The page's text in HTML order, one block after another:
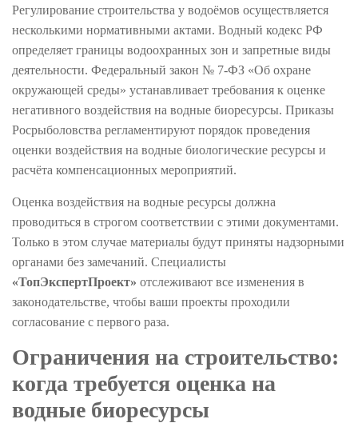
Регулирование строительства у водоёмов осуществляется
несколькими нормативными актами. Водный кодекс РФ
определяет границы водоохранных зон и запретные виды
деятельности. Федеральный закон № 7-ФЗ «Об охране
окружающей среды» устанавливает требования к оценке
негативного воздействия на водные биоресурсы. Приказы
Росрыболовства регламентируют порядок проведения
оценки воздействия на водные биологические ресурсы и
расчёта компенсационных мероприятий.
Оценка воздействия на водные ресурсы должна
проводиться в строгом соответствии с этими документами.
Только в этом случае материалы будут приняты надзорными
органами без замечаний. Специалисты
«ТопЭкспертПроект» отслеживают все изменения в
законодательстве, чтобы ваши проекты проходили
согласование с первого раза.
Ограничения на строительство:
когда требуется оценка на
водные биоресурсы